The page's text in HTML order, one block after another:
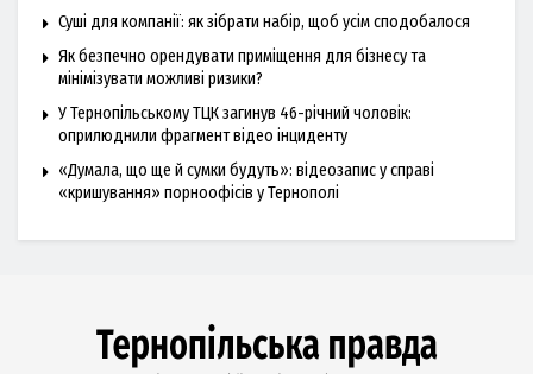
Суші для компанії: як зібрати набір, щоб усім сподобалося
Як безпечно орендувати приміщення для бізнесу та
мінімізувати можливі ризики?
У Тернопільському ТЦК загинув 46-річний чоловік:
оприлюднили фрагмент відео інциденту
«Думала, що ще й сумки будуть»: відеозапис у справі
«кришування» порноофісів у Тернополі